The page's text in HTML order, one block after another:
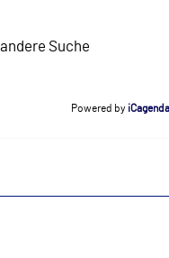
Suche
Powered by iCagenda